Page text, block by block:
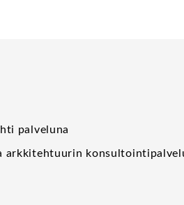
palveluna
arkkitehtuurin